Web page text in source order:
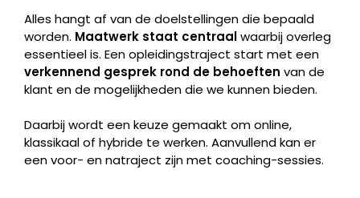
Alles hangt af van de doelstellingen die bepaald
worden. Maatwerk staat centraalwaarbij overleg
essentieel is. Een opleidingstraject start met een
verkennend gesprek rond de behoeften van de
klant en de mogelijkheden die we kunnen bieden.
Daarbij wordt een keuze gemaakt om online,
klassikaal of hybride te werken. Aanvullend kan er
een voor- en natraject zijn met coaching-sessies.